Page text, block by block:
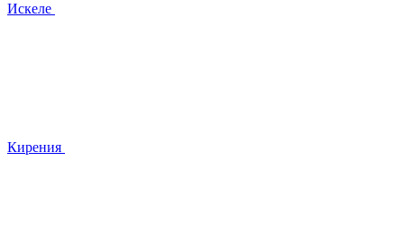
Искеле
Кирения